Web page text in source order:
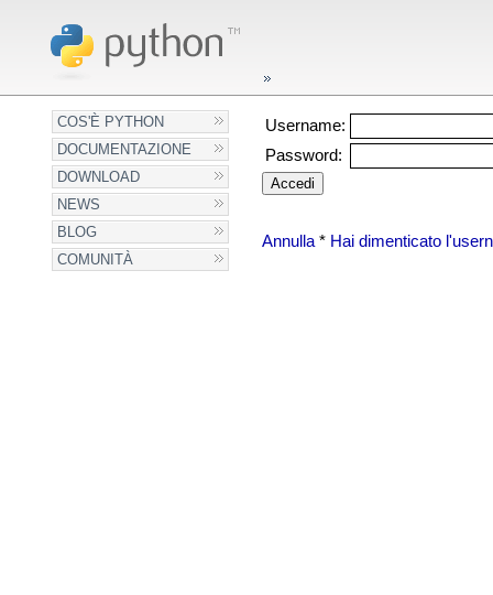
COS'È PYTHON
DOCUMENTAZIONE
DOWNLOAD
NEWS
BLOG
COMUNITÀ
Username:
Password:
Annulla* Hai dimenticato